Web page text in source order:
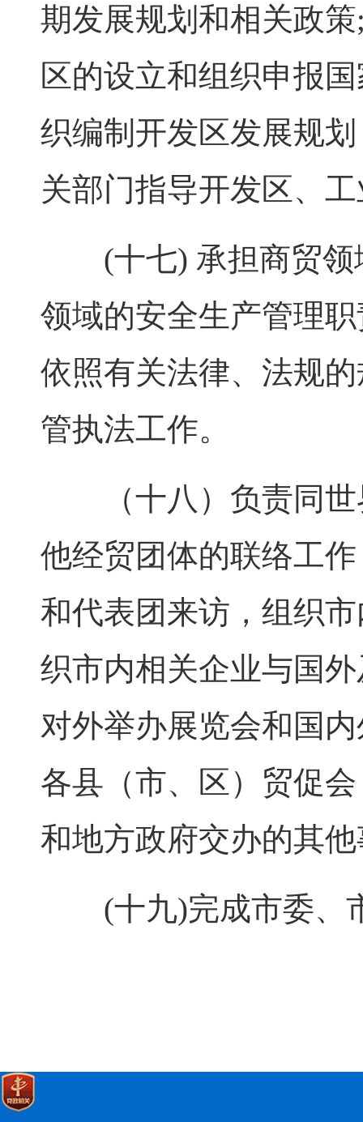
期发展规划和相关政
区的设立和组织申报
织编制开发区发展规
关部门指导开发区、
(十七) 承担商贸领
领域的安全生产管理
依照有关法律、法规
管执法工作。
（十八）负责同世
他经贸团体的联络工
和代表团来访，组织
织市内相关企业与国
对外举办展览会和国
各县（市、区）贸促
和地方政府交办的其
(十九)完成市委、